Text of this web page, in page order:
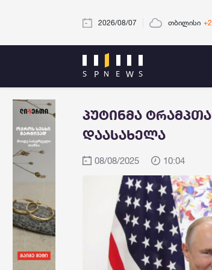
2026/08/07 თბილისი
პუტინმა
დაასახელა
08/08/2025 10:04